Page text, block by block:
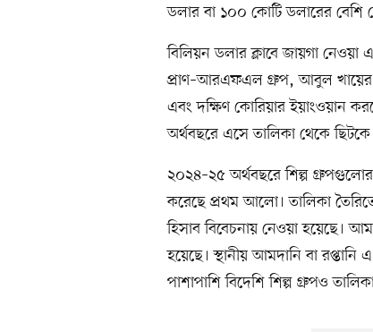
ডলার বা ১০০ কোটি ডলারের বেশি
বিলিয়ন ডলার ক্লাবে জায়গা
প্রাণ–আরএফএল গ্রুপ, আবুল খায়ের
এবং দক্ষিণ কোরিয়ার ইয়াংওয়ান
অর্থবছরে এসে তালিকা থেকে ছিটকে
২০২৪–২৫ অর্থবছরে শিল্প
করেছে প্রথম আলো। তালিকা
হিসাব বিবেচনায় নেওয়া হয়েছে।
হয়েছে। স্থানীয় আমদানি বা রপ্তানি
পাশাপাশি বিদেশি শিল্প গ্রুপও